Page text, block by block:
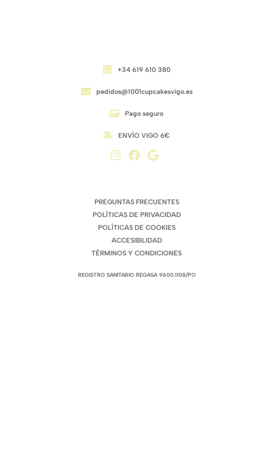
+34 619 610 380
pedidos@1001cupcakesvigo.es
Pago seguro
ENVÍO VIGO 6€
PREGUNTAS FRECUENTES
POLÍTICAS DE PRIVACIDAD
POLÍTICAS DE COOKIES
ACCESIBILIDAD
TÉRMINOS Y CONDICIONES
REGISTRO SANITARIO REGASA 9600.1108/PO